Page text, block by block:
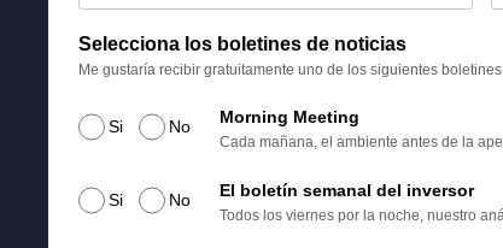
Selecciona los boletines de noticias
Me gustaría recibir gratuitamente uno de los siguientes
Si No Morning Meeting
Cada mañana, el ambiente antes de la
Si No El boletín semanal del inversor
Todos los viernes por la noche, nuestro